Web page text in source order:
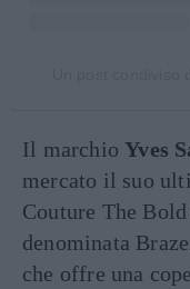
Il marchioYves
mercato il suo
Couture The
denominata
che offre una